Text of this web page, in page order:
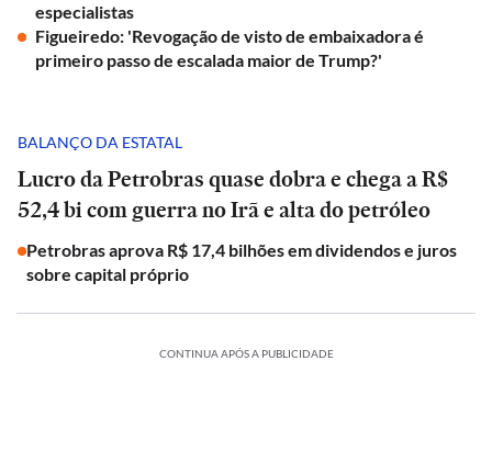
especialistas
Figueiredo: 'Revogação de visto de embaixadora é
primeiro passo de escalada maior de Trump?'
BALANÇO DA ESTATAL
Lucro da Petrobras quase dobra e chega a R$
52,4 bi com guerra no Irã e alta do petróleo
Petrobras aprova R$ 17,4 bilhões em dividendos e juros
sobre capital próprio
CONTINUA APÓS A PUBLICIDADE